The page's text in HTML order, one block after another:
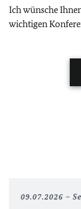
Ich wünsche
wichtigen
09.07.2026